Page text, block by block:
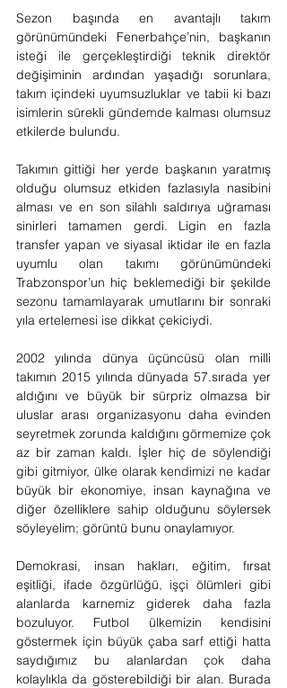
Sezon başında en avantajlı takım
görünümündeki Fenerbahçe’nin, başkanın
isteği ile gerçekleştirdiği teknik direktör
değişiminin ardından yaşadığı sorunlara,
takım içindeki uyumsuzluklar ve tabii ki bazı
isimlerin sürekli gündemde kalması olumsuz
etkilerde bulundu.
Takımın gittiği her yerde başkanın yaratmış
olduğu olumsuz etkiden fazlasıyla nasibini
alması ve en son silahlı saldırıya uğraması
sinirleri tamamen gerdi. Ligin en fazla
transfer yapan ve siyasal iktidar ile en fazla
uyumlu olan takımı görünümündeki
Trabzonspor’un hiç beklemediği bir şekilde
sezonu tamamlayarak umutlarını bir sonraki
yıla ertelemesi ise dikkat çekiciydi.
2002 yılında dünya üçüncüsü olan milli
takımın 2015 yılında dünyada 57.sırada yer
aldığını ve büyük bir sürpriz olmazsa bir
uluslar arası organizasyonu daha evinden
seyretmek zorunda kaldığını görmemize çok
az bir zaman kaldı. İşler hiç de söylendiği
gibi gitmiyor, ülke olarak kendimizi ne kadar
büyük bir ekonomiye, insan kaynağına ve
diğer özelliklere sahip olduğunu söylersek
söyleyelim; görüntü bunu onaylamıyor.
Demokrasi, insan hakları, eğitim, fırsat
eşitliği, ifade özgürlüğü, işçi ölümleri gibi
alanlarda karnemiz giderek daha fazla
bozuluyor. Futbol ülkemizin kendisini
göstermek için büyük çaba sarf ettiği hatta
saydığımız bu alanlardan çok daha
kolaylıkla da gösterebildiği bir alan. Burada